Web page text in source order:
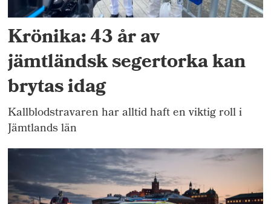
Krönika: 43 år av
jämtländsk segertorka kan
brytas idag
Kallblodstravaren har alltid haft en viktig roll i
Jämtlands län